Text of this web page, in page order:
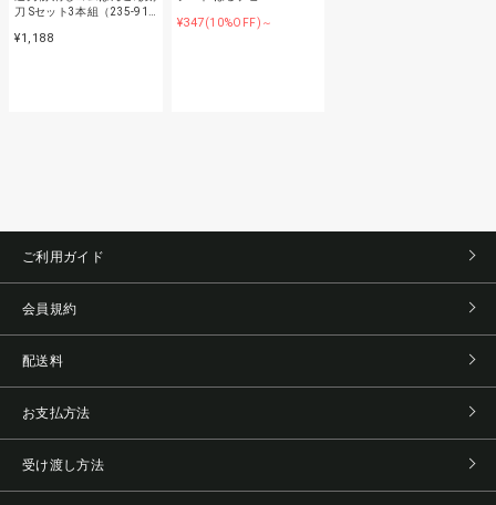
刀 Sセット3本組（235-91…
¥1,188
¥347(10%OFF)～
ご利用ガイド
会員規約
配送料
お支払方法
受け渡し方法